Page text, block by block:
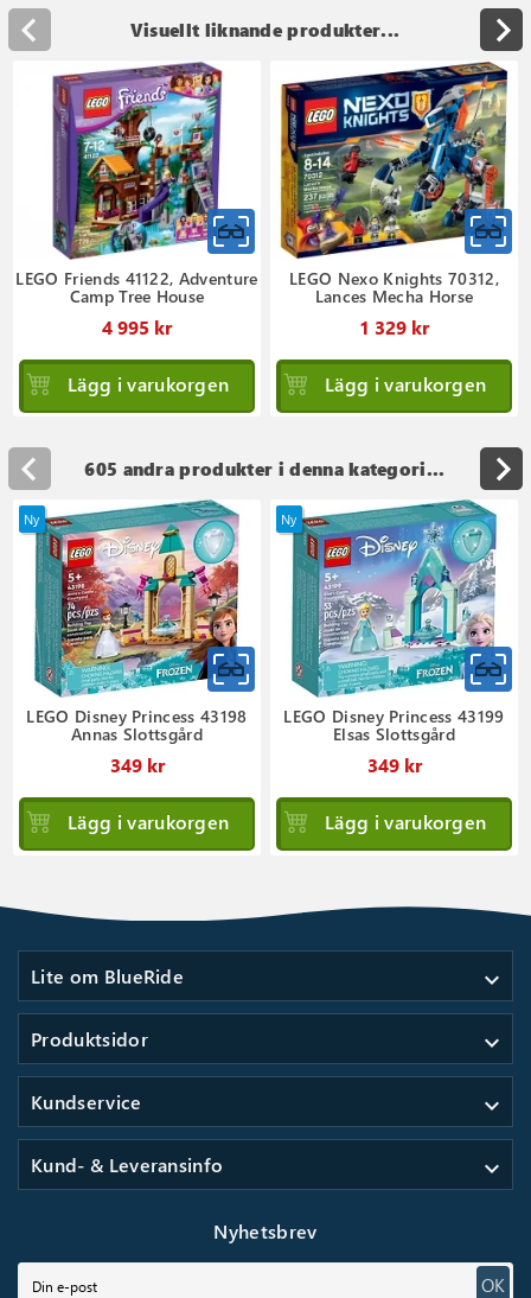
Visuellt liknande produkter...
LEGO Friends 41122, Adventure
Camp Tree House
4 995 kr
Lägg i varukorgen
LEGO Nexo Knights 70312,
Lances Mecha Horse
1 329 kr
Lägg i varukorgen
605 andra produkter i denna kategori...
Ny
LEGO Disney Princess 43198
Annas Slottsgård
349 kr
Lägg i varukorgen
Ny
LEGO Disney Princess 43199
Elsas Slottsgård
349 kr
Lägg i varukorgen
Lite om BlueRide expand_more
Produktsidor expand_more
Kundservice expand_more
Kund- & Leveransinfo expand_more
Nyhetsbrev
OK